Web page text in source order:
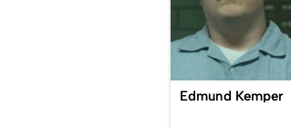
Edmund Kemper